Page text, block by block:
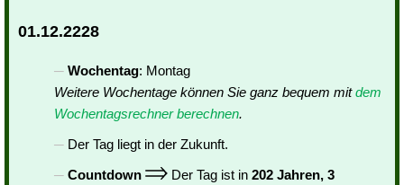
01.12.2228
Wochentag: Montag
Weitere Wochentage können Sie ganz bequem mitdem
Wochentagsrechner berechnen.
Der Tag liegt in der Zukunft.
Countdown
Der Tag ist in 202 Jahren, 3